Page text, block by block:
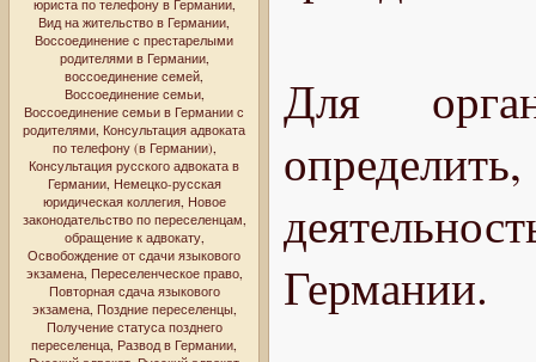
юриста по телефону в Германии,
Вид на жительство в Германии,
Воссоединение с престарелыми
родителями в Германии,
воссоединение семей,
Воссоединение семьи,
Воссоединение семьи в Германии с
родителями, Консультация адвоката
по телефону (в Германии),
Консультация русского адвоката в
Германии, Немецко-русская
юридическая коллегия, Новое
законодательство по переселенцам,
обращение к адвокату,
Освобождение от сдачи языкового
экзамена, Переселенческое право,
Повторная сдача языкового
экзамена, Поздние переселенцы,
Получение статуса позднего
переселенца, Развод в Германии,
Для
Германии.